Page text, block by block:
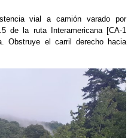
vial a camión varado por
de la ruta Interamericana [CA-1
Obstruye el carril derecho hacia